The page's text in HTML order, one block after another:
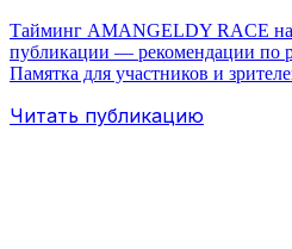
Тайминг AMANGELDY RACE на
публикации — рекомендации по
Памятка для участников и
Читать публикацию